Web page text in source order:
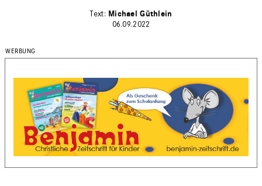
Michael Güthlein
06.09.2022